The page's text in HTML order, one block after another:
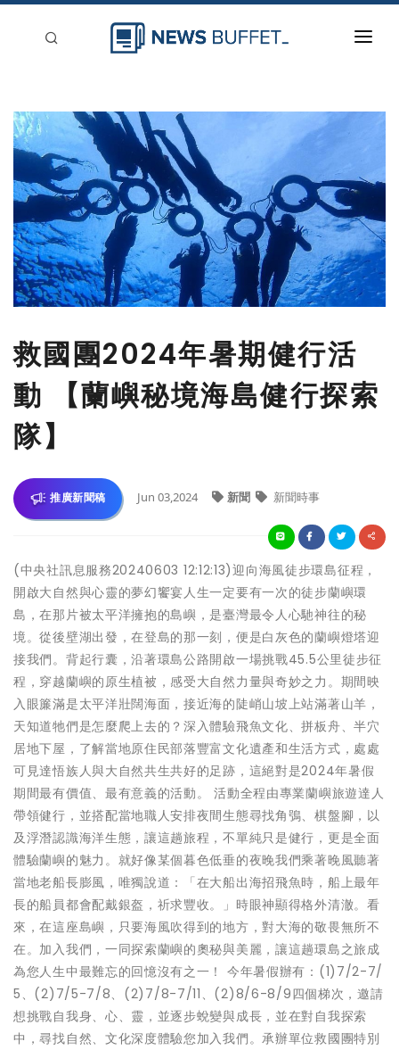
新聞稿分類
登入
刊登
救國團2024年暑期健行活
動 【蘭嶼秘境海島健行探索
隊】
推廣新聞稿 Jun 03,2024 新聞 新聞時事
(中央社訊息服務20240603 12:12:13)迎向海風徒步環島征程，
開啟大自然與心靈的夢幻饗宴人生一定要有一次的徒步蘭嶼環
島，在那片被太平洋擁抱的島嶼，是臺灣最令人心馳神往的秘
境。從後壁湖出發，在登島的那一刻，便是白灰色的蘭嶼燈塔迎
接我們。背起行囊，沿著環島公路開啟一場挑戰45.5公里徒步征
程，穿越蘭嶼的原生植被，感受大自然力量與奇妙之力。期間映
入眼簾滿是太平洋壯闊海面，接近海的陡峭山坡上站滿著山羊，
天知道牠們是怎麼爬上去的？深入體驗飛魚文化、拼板舟、半穴
居地下屋，了解當地原住民部落豐富文化遺產和生活方式，處處
可見達悟族人與大自然共生共好的足跡，這絕對是2024年暑假
期間最有價值、最有意義的活動。 活動全程由專業蘭嶼旅遊達人
帶領健行，並搭配當地職人安排夜間生態尋找角鴞、棋盤腳，以
及浮潛認識海洋生態，讓這趟旅程，不單純只是健行，更是全面
體驗蘭嶼的魅力。就好像某個暮色低垂的夜晚我們乘著晚風聽著
當地老船長膨風，唯獨說道：「在大船出海招飛魚時，船上最年
長的船員都會配戴銀盔，祈求豐收。」時眼神顯得格外清澈。看
來，在這座島嶼，只要海風吹得到的地方，對大海的敬畏無所不
在。加入我們，一同探索蘭嶼的奧秘與美麗，讓這趟環島之旅成
為您人生中最難忘的回憶沒有之一！ 今年暑假辦有：(1)7/2-7/
5、(2)7/5-7/8、(2)7/8-7/11、(2)8/6-8/9四個梯次，邀請
想挑戰自我身、心、靈，並逐步蛻變與成長，並在對自我探索
中，尋找自然、文化深度體驗您加入我們。承辦單位救國團特別